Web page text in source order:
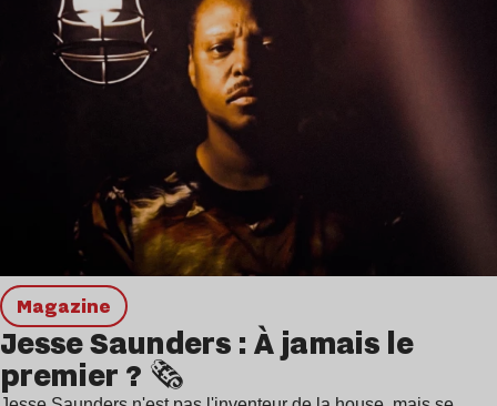
magazine
Jesse Saunders : À jamais le
premier ? 🗞️